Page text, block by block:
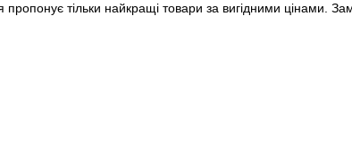
тільки найкращі товари за вигідними цінами.